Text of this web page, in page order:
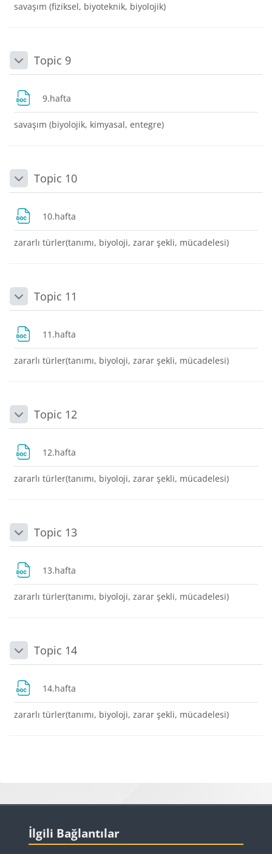
savaşım (fiziksel, biyoteknik, biyolojik)
DaraltTopic 9
9.hafta
savaşım (biyolojik, kimyasal, entegre)
DaraltTopic 10
10.hafta
zararlı türler(tanımı, biyoloji, zarar şekli, mücadelesi)
DaraltTopic 11
11.hafta
zararlı türler(tanımı, biyoloji, zarar şekli, mücadelesi)
DaraltTopic 12
12.hafta
zararlı türler(tanımı, biyoloji, zarar şekli, mücadelesi)
DaraltTopic 13
13.hafta
zararlı türler(tanımı, biyoloji, zarar şekli, mücadelesi)
DaraltTopic 14
14.hafta
zararlı türler(tanımı, biyoloji, zarar şekli, mücadelesi)
Bloklar
İlgili Bağlantılar